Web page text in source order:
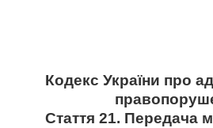
Кодекс України про
Стаття 21. Передача